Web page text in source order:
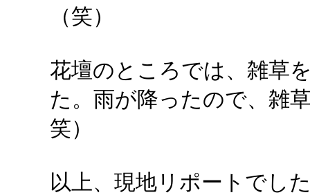
（笑）
花壇のところでは、雑草
た。雨が降ったので、雑
笑）
以上、現地リポートでし